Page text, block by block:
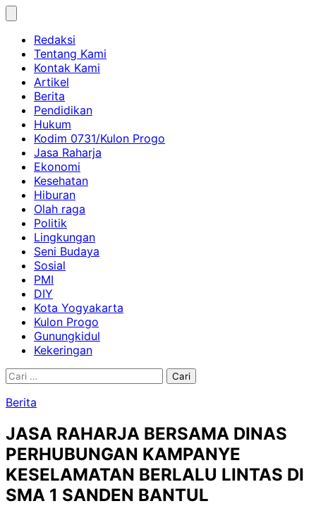
Skip
contentRedaksi
Tentang Kami
Kontak Kami
Artikel
Berita
Pendidikan
Hukum
Kodim 0731/Kulon Progo
Jasa Raharja
Ekonomi
Kesehatan
Hiburan
Olah raga
Politik
Lingkungan
Seni Budaya
Sosial
PMI
DIY
Kota Yogyakarta
Kulon Progo
Gunungkidul
Kekeringan
Cari
Berita
JASA RAHARJA BERSAMA DINAS
PERHUBUNGAN KAMPANYE
KESELAMATAN BERLALU LINTAS DI
SMA 1 SANDEN BANTUL